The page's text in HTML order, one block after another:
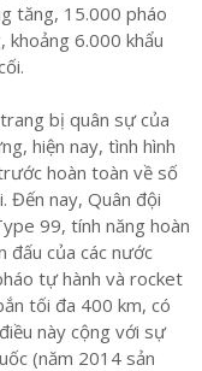
tăng, 15.000 pháo
khoảng 6.000 khẩu
bị quân sự của
hiện nay, tình hình
hoàn toàn về số
Đến nay, Quân đội
99, tính năng hoàn
đấu của các nước
tự hành và rocket
tối đa 400 km, có
này cộng với sự
(năm 2014 sản